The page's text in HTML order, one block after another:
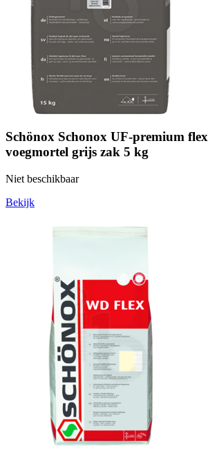
Schönox Schonox UF-premium
voegmortel grijs zak 5 kg
Niet beschikbaar
Bekijk